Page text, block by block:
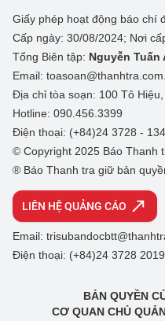
Giấy phép hoạt động báo chí
Cấp ngày: 30/08/2024; Nơi
Tổng Biên tập: Nguyễn Tuấn
Email:
Địa chỉ tòa soạn: 100 Tô
Hotline: 090.456.3399
Điện thoại: (+84)24 3728 -
© Copyright 2025 Báo Thanh
® Báo Thanh tra giữ bản
LIÊN HỆ QUẢNG CÁO
Email:
Điện thoại: (+84)24 3728 2019
BẢN QUYỀN
CƠ QUAN CHỦ